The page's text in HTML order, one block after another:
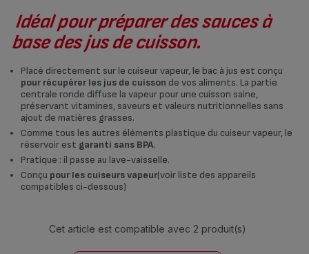
Idéal pour préparer des sauces à
base des jus de cuisson.
Placé directement sur le cuiseur vapeur, le bac à jus est conçu
pour récupérer les jus de cuisson de vos aliments. La partie
centrale ronde diffuse la vapeur pour une cuisson saine,
préservant vitamines, saveurs et valeurs nutritionnelles sans
ajout de matières grasses.
Comme tous les autres éléments plastique du cuiseur vapeur, le
réservoir est garanti sans BPA.
Pratique : il passe au lave-vaisselle.
Conçu pour les cuiseurs vapeur(voir liste des appareils
compatibles ci-dessous)
Cet article est compatible avec 2 produit(s)